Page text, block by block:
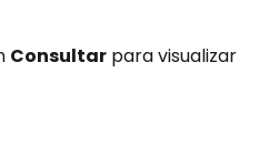
Consultar para visualizar